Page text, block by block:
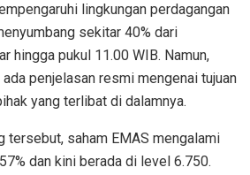
lingkungan perdagangan
sekitar 40% dari
hingga pukul 11.00 WIB. Namun,
penjelasan resmi mengenai tujuan
yang terlibat di dalamnya.
tersebut, saham EMAS mengalami
dan kini berada di level 6.750.